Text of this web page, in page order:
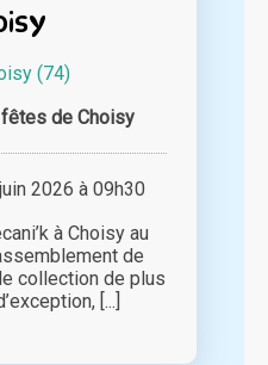
(74)
de Choisy
2026 à 09h30
à Choisy au
de
collection de plus
[...]